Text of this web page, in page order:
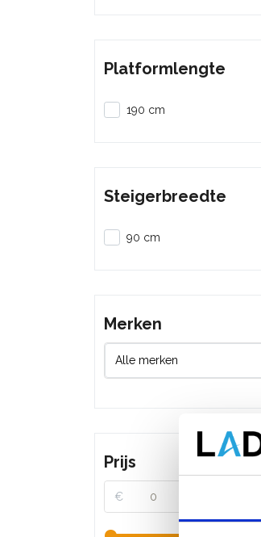
Platformlengte
190 cm
Steigerbreedte
90 cm
Merken
Prijs
€